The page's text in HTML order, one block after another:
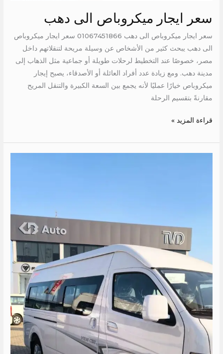
سعر ايجار ميكروباص الى دهب
سعر ايجار ميكروباص الى دهب 01067451866 سعر ايجار ميكروباص
الى دهب يبحث كثير من الأشخاص عن وسيلة مريحة لتنقلاتهم داخل
مصر، خصوصًا عند التخطيط لرحلات طويلة أو جماعية مثل الذهاب إلى
مدينة دهب. ومع زيادة عدد أفراد العائلة أو الأصدقاء، يصبح إيجار
ميكروباص خيارًا عمليًا لأنه يجمع بين السعة الكبيرة والتنقل المريح
مقارنةً بتقسيم الرحلة
قراءة المزيد »